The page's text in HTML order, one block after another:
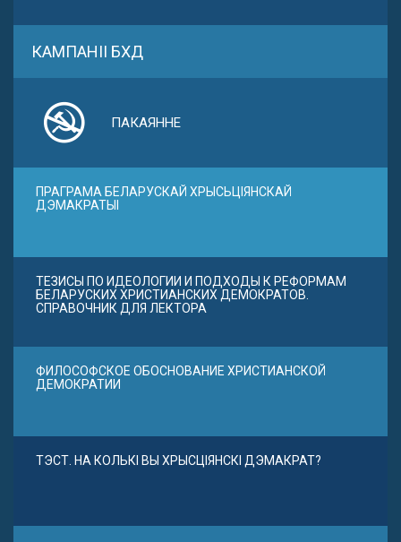
КАМПАНІІ БХД
ПАКАЯННЕ
ПРАГРАМА БЕЛАРУСКАЙ ХРЫСЬЦІЯНСКАЙ
ДЭМАКРАТЫІ
ТЕЗИСЫ ПО ИДЕОЛОГИИ И ПОДХОДЫ К РЕФОРМАМ
БЕЛАРУСКИХ ХРИСТИАНСКИХ ДЕМОКРАТОВ.
СПРАВОЧНИК ДЛЯ ЛЕКТОРА
ФИЛОСОФСКОЕ ОБОСНОВАНИЕ ХРИСТИАНСКОЙ
ДЕМОКРАТИИ
ТЭСТ. НА КОЛЬКІ ВЫ ХРЫСЦІЯНСКІ ДЭМАКРАТ?